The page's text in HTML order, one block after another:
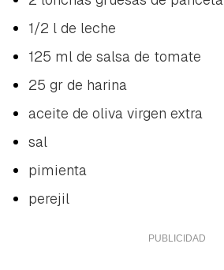
1/2 l de leche
125 ml de salsa de tomate
25 gr de harina
aceite de oliva virgen extra
sal
pimienta
perejil